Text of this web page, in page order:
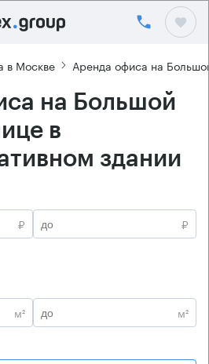
в Москве Аренда офиса на
на Большой
в
здании
₽
₽
м²
м²